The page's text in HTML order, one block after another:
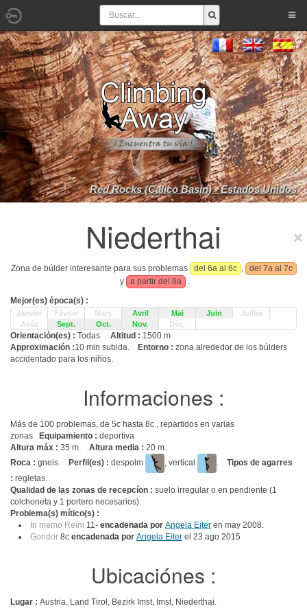
Red Rocks (Calico Basin) - Estados Unidos
Niederthai
Zona de búlder interesante para sus problemas del 6a al 6c ,
del 7a al 7c
y
a partir del 8a
.
Mejor(es) época(s) :
Janvier Février Mars Avril Mai Juin
Juillet
Août
Sept. Oct. Nov. Déc.
Orientación(es) : Todas Altitud : 1500 m
Approximación :10 min subida. Entorno : zona alrededor de los búlders
accidentado para los niños.
Informaciones :
Más de 100 problemas, de 5c hasta 8c , repartidos en varias
zonas
Equipamiento : deportiva
Altura máx : 35 m. Altura media : 20 m.
Roca : gneis. Perfil(es) : despolm , vertical . Tipos de agarres
: regletas.
Qualidad de las zonas de recepcíon : suelo irregular o en pendiente (1
colchoneta y 1 portero necesarios).
Problema(s) mítico(s) :
In memo Reini 11- encadenada por Angela Eiter en may 2008.
Gondor 8c encadenada por Angela Eiter el 23 ago 2015
Ubicaciónes :
Lugar : Austria, Land Tirol, Bezirk Imst, Imst, Niederthai.